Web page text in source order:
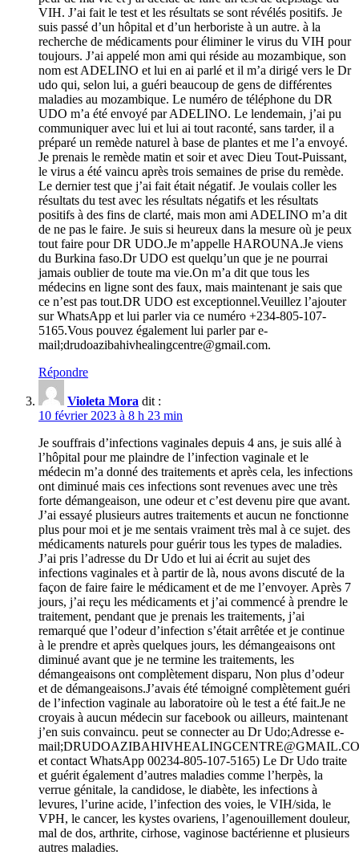
VIH. J’ai fait le test et les résultats se sont révélés positifs. Je
suis passé d’un hôpital et d’un herboriste à un autre. à la
recherche de médicaments pour éliminer le virus du VIH pour
toujours. J’ai appelé mon ami qui réside au mozambique, son
nom est ADELINO et lui en ai parlé et il m’a dirigé vers le Dr
udo qui, selon lui, a guéri beaucoup de gens de différentes
maladies au mozambique. Le numéro de téléphone du DR
UDO m’a été envoyé par ADELINO. Le lendemain, j’ai pu
communiquer avec lui et lui ai tout raconté, sans tarder, il a
préparé un remède naturel à base de plantes et me l’a envoyé.
Je prenais le remède matin et soir et avec Dieu Tout-Puissant,
le virus a été vaincu après trois semaines de prise du remède.
Le dernier test que j’ai fait était négatif. Je voulais coller les
résultats du test avec les résultats négatifs et les résultats
positifs à des fins de clarté, mais mon ami ADELINO m’a dit
de ne pas le faire. Je suis si heureux dans la mesure où je peux
tout faire pour DR UDO.Je m’appelle HAROUNA.Je viens
du Burkina faso.Dr UDO est quelqu’un que je ne pourrai
jamais oublier de toute ma vie.On m’a dit que tous les
médecins en ligne sont des faux, mais maintenant je sais que
ce n’est pas tout.DR UDO est exceptionnel.Veuillez l’ajouter
sur WhatsApp et lui parler via ce numéro +234-805-107-
5165.Vous pouvez également lui parler par e-
mail;drudoazibahivhealingcentre@gmail.com.
Répondre
Violeta Mora dit :
10 février 2023 à 8 h 23 min
Je souffrais d’infections vaginales depuis 4 ans, je suis allé à
l’hôpital pour me plaindre de l’infection vaginale et le
médecin m’a donné des traitements et après cela, les infections
ont diminué mais ces infections sont revenues avec une très
forte démangeaison, une odeur et c’est devenu pire que avant.
J’ai essayé plusieurs autres traitements et aucun ne fonctionne
plus pour moi et je me sentais vraiment très mal à ce sujet. des
médicaments naturels pour guérir tous les types de maladies.
J’ai pris l’adresse du Dr Udo et lui ai écrit au sujet des
infections vaginales et à partir de là, nous avons discuté de la
façon de faire faire le médicament et de me l’envoyer. Après 7
jours, j’ai reçu les médicaments et j’ai commencé à prendre le
traitement, pendant que je prenais les traitements, j’ai
remarqué que l’odeur d’infection s’était arrêtée et je continue
à le prendre et après quelques jours, les démangeaisons ont
diminué avant que je ne termine les traitements, les
démangeaisons ont complètement disparu, Non plus d’odeur
et de démangeaisons.J’avais été témoigné complètement guéri
de l’infection vaginale au laboratoire où le test a été fait.Je ne
croyais à aucun médecin sur facebook ou ailleurs, maintenant
j’en suis convaincu. peut se connecter au Dr Udo;Adresse e-
et contact WhatsApp 00234-805-107-5165) Le Dr Udo traite
et guérit également d’autres maladies comme l’herpès, la
verrue génitale, la candidose, le diabète, les infections à
levures, l’urine acide, l’infection des voies, le VIH/sida, le
VPH, le cancer, les kystes ovariens, l’agenouillement douleur,
mal de dos, arthrite, cirhose, vaginose bactérienne et plusieurs
autres maladies.